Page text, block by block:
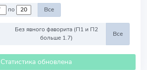
по Все
Без явного фаворита (П1 и П2
больше 1.7)
Все
Статистика обновлена